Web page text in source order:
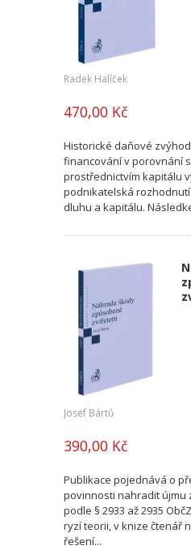
Radek Halíček
470,00 Kč
Historické daňové
financování v porovnání
prostřednictvím kapitálu
podnikatelská
dluhu a kapitálu.
Josef Bártů
390,00 Kč
Publikace pojednává o
povinnosti nahradit újmu
podle § 2933 až 2935
ryzí teorii, v knize čtenář
řešení...